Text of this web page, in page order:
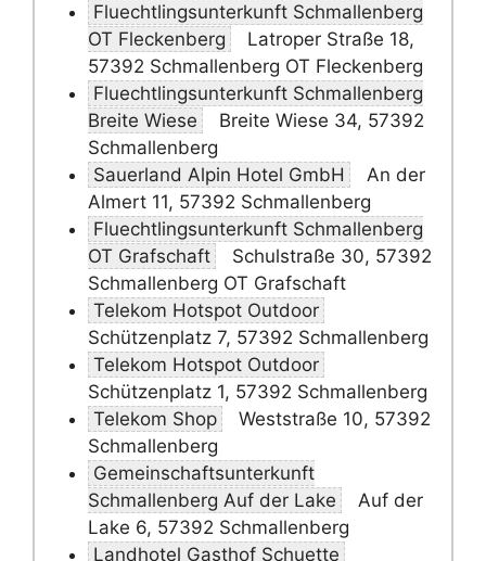
Fluechtlingsunterkunft Schmallenberg
OT Fleckenberg
Latroper Straße 18,
57392 Schmallenberg OT Fleckenberg
Fluechtlingsunterkunft Schmallenberg
Breite Wiese
Breite Wiese 34, 57392
Schmallenberg
Sauerland Alpin Hotel GmbH
An der
Almert 11, 57392 Schmallenberg
Fluechtlingsunterkunft Schmallenberg
OT Grafschaft
Schulstraße 30, 57392
Schmallenberg OT Grafschaft
Telekom Hotspot Outdoor
Schützenplatz 7, 57392 Schmallenberg
Telekom Hotspot Outdoor
Schützenplatz 1, 57392 Schmallenberg
Telekom Shop
Weststraße 10, 57392
Schmallenberg
Gemeinschaftsunterkunft
Schmallenberg Auf der Lake
Auf der
Lake 6, 57392 Schmallenberg
Landhotel Gasthof Schuette